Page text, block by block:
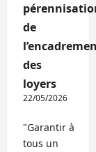
de
des
loyers
22/05/2026
"Garantir à
tous un